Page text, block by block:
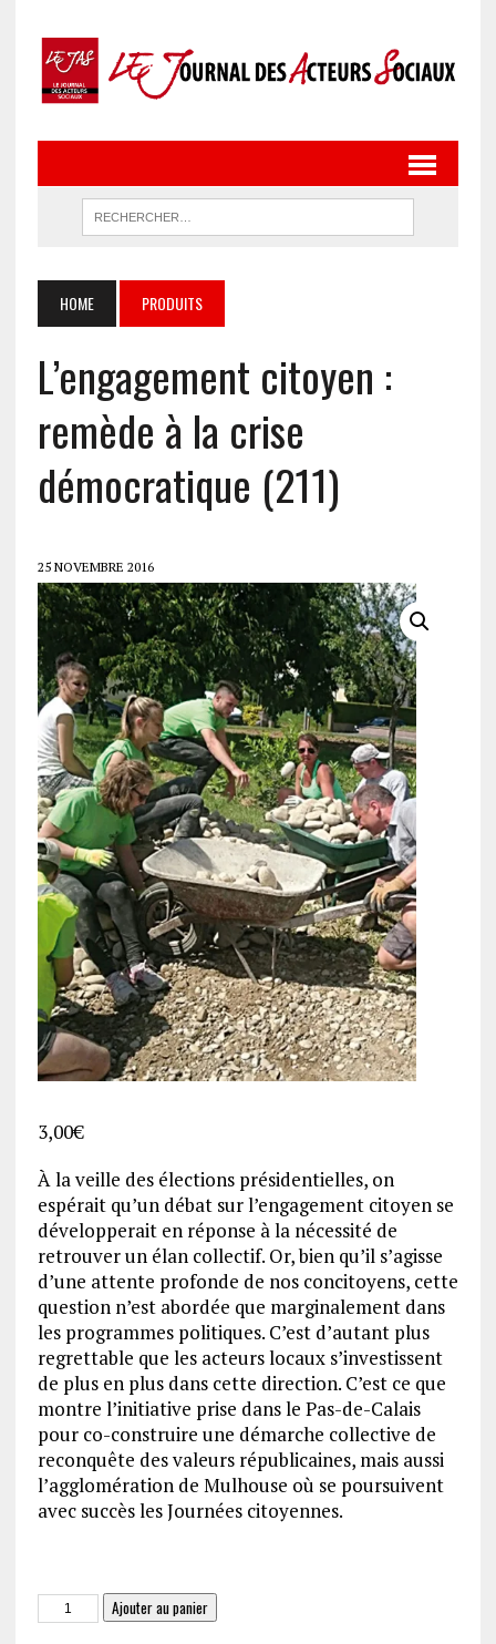
HOME PRODUITS
L’engagement citoyen :
remède à la crise
démocratique (211)
25 NOVEMBRE 2016
3,00€
À la veille des élections présidentielles, on
espérait qu’un débat sur l’engagement citoyen se
développerait en réponse à la nécessité de
retrouver un élan collectif. Or, bien qu’il s’agisse
d’une attente profonde de nos concitoyens, cette
question n’est abordée que marginalement dans
les programmes politiques. C’est d’autant plus
regrettable que les acteurs locaux s’investissent
de plus en plus dans cette direction. C’est ce que
montre l’initiative prise dans le Pas-de-Calais
pour co-construire une démarche collective de
reconquête des valeurs républicaines, mais aussi
l’agglomération de Mulhouse où se poursuivent
avec succès les Journées citoyennes.
quantité
de
Ajouter au panier